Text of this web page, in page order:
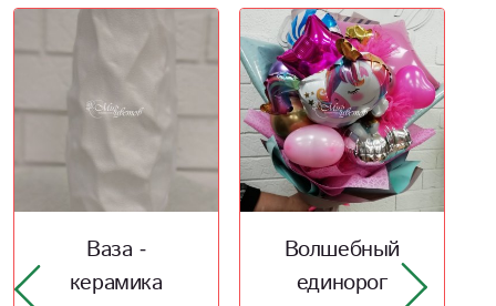
Ваза -
керамика
Волшебный
единорог